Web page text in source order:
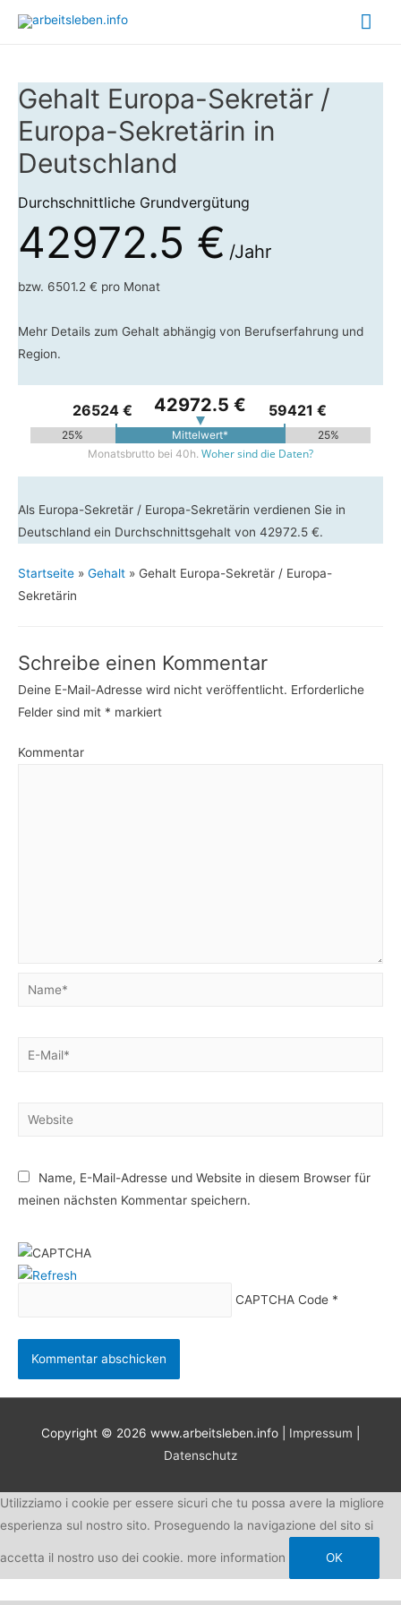
Gehalt Europa-Sekretär /
Europa-Sekretärin in
Deutschland
Durchschnittliche Grundvergütung
42972.5 € /Jahr
bzw. 6501.2 € pro Monat
Mehr Details zum Gehalt abhängig von Berufserfahrung und
Region.
26524 € 42972.5 € 59421 €
25% Mittelwert*
25%
Monatsbrutto bei 40h. Woher sind die Daten?
Als Europa-Sekretär / Europa-Sekretärin verdienen Sie in
Deutschland ein Durchschnittsgehalt von 42972.5 €.
Startseite » Gehalt » Gehalt Europa-Sekretär / Europa-
Sekretärin
Schreibe einen Kommentar
Deine E-Mail-Adresse wird nicht veröffentlicht. Erforderliche
Felder sind mit * markiert
Kommentar
Name*
E-
Website
Name, E-Mail-Adresse und Website in diesem Browser für
meinen nächsten Kommentar speichern.
CAPTCHA Code*
Copyright © 2026 www.arbeitsleben.info Impressum
Datenschutz
Utilizziamo i cookie per essere sicuri che tu possa avere la migliore
esperienza sul nostro sito. Proseguendo la navigazione del sito si
accetta il nostro uso dei cookie. more information OK